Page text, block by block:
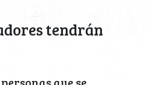
tendrán
que se